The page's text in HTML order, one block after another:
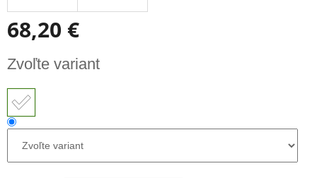
68,20 €
cena:
Zvoľte variant